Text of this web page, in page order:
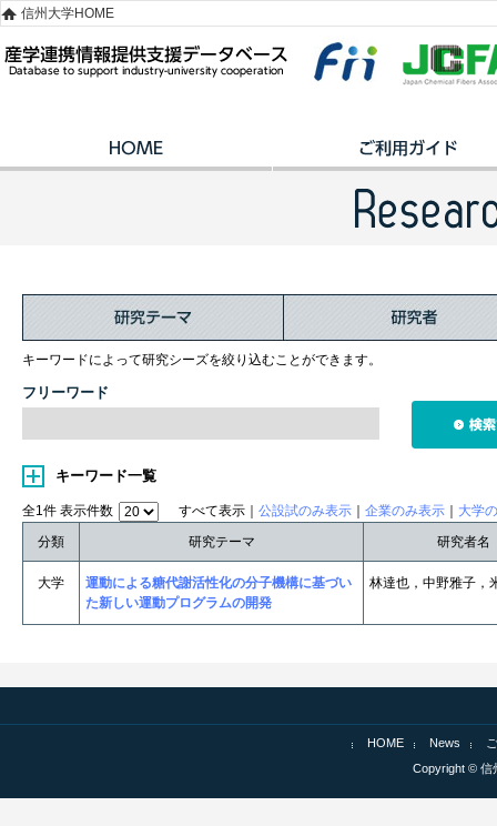
信州大学HOME
キーワードによって研究シーズを絞り込むことができます。
フリーワード
キーワード一覧
全1件 表示件数 すべて表示｜ 公設試のみ表示 企業のみ表示
大学
分類
研究テーマ 研究者名
大学
運動による糖代謝活性化の分子機構に基づい
た新しい運動プログラムの開発
林達也，中野雅子，
HOME News
Copyright © 信